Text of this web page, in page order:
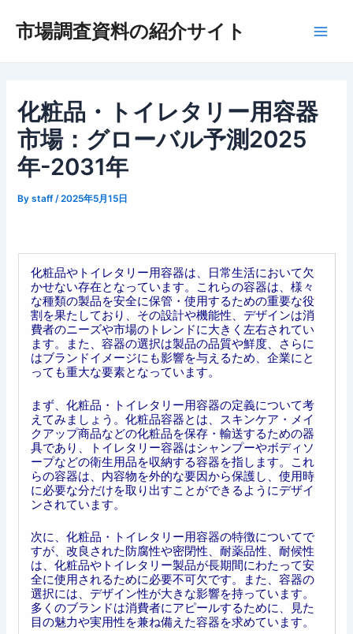
市場調査資料の紹介サイト
化粧品・トイレタリー用容器
市場：グローバル予測2025
年-2031年
Bystaff /2025年5月15日
化粧品やトイレタリー用容器は、日常生活において欠
かせない存在となっています。これらの容器は、様々
な種類の製品を安全に保管・使用するための重要な役
割を果たしており、その設計や機能性、デザインは消
費者のニーズや市場のトレンドに大きく左右されてい
ます。また、容器の選択は製品の品質や鮮度、さらに
はブランドイメージにも影響を与えるため、企業にと
っても重大な要素となっています。
まず、化粧品・トイレタリー用容器の定義について考
えてみましょう。化粧品容器とは、スキンケア・メイ
クアップ商品などの化粧品を保存・輸送するための器
具であり、トイレタリー容器はシャンプーやボディソ
ープなどの衛生用品を収納する容器を指します。これ
らの容器は、内容物を外的な要因から保護し、使用時
に必要な分だけを取り出すことができるようにデザイ
ンされています。
次に、化粧品・トイレタリー用容器の特徴についてで
すが、改良された防腐性や密閉性、耐薬品性、耐候性
は、化粧品やトイレタリー製品が長期間にわたって安
全に使用されるために必要不可欠です。また、容器の
選択には、デザイン性が大きな影響を持っています。
多くのブランドは消費者にアピールするために、見た
目の魅力や実用性を兼ね備えた容器を求めています。